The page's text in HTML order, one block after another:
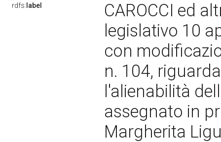
rdfs: label
CAROCCI ed
legislativo 10
con
n. 104,
l'alienabilità
assegnato in
Margherita